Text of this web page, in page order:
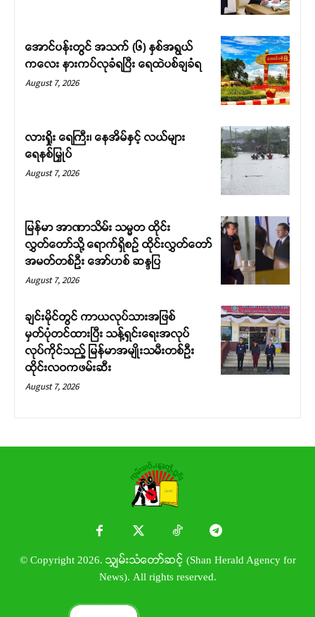
အောင်ပန်းတွင် အသက် (၆) နှစ်အရွယ်
ကလေး နားကပ်လုခံရပြီး ရေထဲပစ်ချခံရ
August 7, 2026
လားရှိုး ရေကြီး၊ နေအိမ်နှင့် လယ်များ
ရေနစ်မြှုပ်
August 7, 2026
မြန်မာ အာဏာသိမ်း သမ္မတ ထိုင်း
လွှတ်တော်သို့ ရောက်ရှိစဉ် ထိုင်းလွှတ်တော်
အမတ်တစ်ဦး အော်ဟစ် ဆန္ဒပြ
August 7, 2026
ချင်းမိုင်တွင် ကာယလုပ်သားအဖြစ်
မှတ်ပုံတင်ထားပြီး သန့်ရှင်းရေးအလုပ်
လုပ်ကိုင်သည့် မြန်မာအမျိုးသမီးတစ်ဦး
ထိုင်းလဝကဖမ်းဆီး
August 7, 2026
© Copyright 2026. သျှမ်းသံတော်ဆင့် (Shan Herald Agency for
News). All rights reserved.